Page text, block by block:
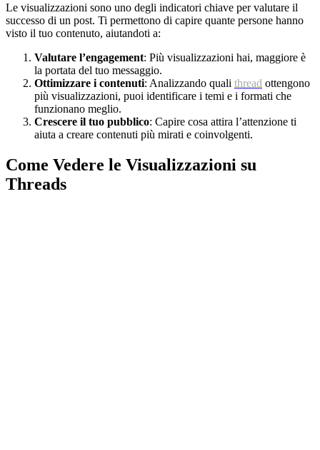
Le visualizzazioni sono uno degli indicatori chiave per valutare il
successo di un post. Ti permettono di capire quante persone hanno
visto il tuo contenuto, aiutandoti a:
Valutare l’engagement: Più visualizzazioni hai, maggiore è
la portata del tuo messaggio.
Ottimizzare i contenuti: Analizzando quali thread ottengono
più visualizzazioni, puoi identificare i temi e i formati che
funzionano meglio.
Crescere il tuo pubblico: Capire cosa attira l’attenzione ti
aiuta a creare contenuti più mirati e coinvolgenti.
Come Vedere le Visualizzazioni su
Threads